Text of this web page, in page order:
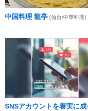
中国料理 龍亭 (仙台/中華料理)
SNSアカウントを着実に成